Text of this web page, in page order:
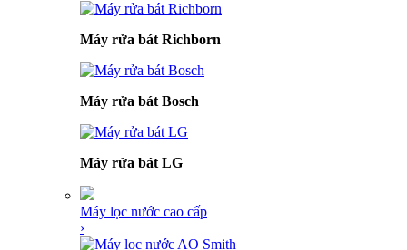
Máy rửa bát Richborn
Máy rửa bát Bosch
Máy rửa bát LG
Máy lọc nước cao cấp
›